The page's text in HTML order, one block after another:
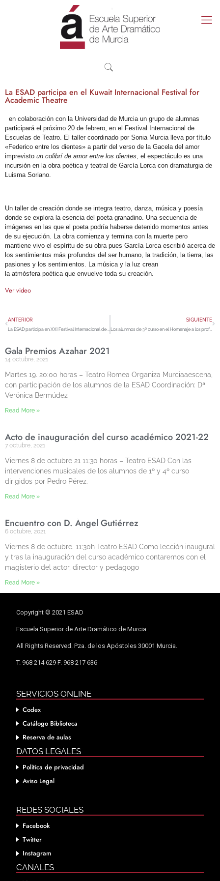
La ESAD participa en el Kuwait Internacional Festival for
Academic Theatre
en colaboración con la Universidad de Murcia un grupo de alumnas
participará el próximo 20 de febrero, en el Festival Internacional de
Escuelas de Teatro. El taller coordinado por Sonia Murcia lleva por título
«Federico entre los dientes» a partir del verso de la Gacela del amor
imprevisto un colibrí de amor entre los dientes, el espectáculo es una
incursión en la obra poética y teatral de García Lorca con dramaturgia de
Luisma Soriano.
Un taller de creación donde se integra teatro, danza, música y poesía
donde se explora la esencia del poeta granadino. Una secuencia de
imágenes en las que el poeta podría haberse detenido momentos antes
de su ejecución. La obra comienza y termina con la muerte pero
mantiene vivo el espíritu de su obra pues García Lorca escribió acerca de
los sentimientos más profundos del ser humano, la tradición, la tierra, las
pasiones y los sentimientos. La música y la luz crean
la atmósfera poética que envuelve toda su creación.
Ver video
ANTERIOR SIGUIENTE
Gala Premios Azahar 2021
14 octubre, 2021
Martes 19. 20:00 horas – Teatro Romea Organiza Murciaaescena,
con participación de los alumnos de la ESAD Coordinación: Dª
Verónica Bermúdez
Read More »
Acto de inauguración del curso académico 2021-22
7 octubre, 2021
Viernes 8 de octubre 21 11:30 horas – Teatro ESAD Con las
intervenciones musicales de los alumnos de 1º y 4º curso
dirigidos por Pedro Pérez.
Read More »
Encuentro con D. Ángel Gutiérrez
6 octubre, 2021
Viernes 8 de octubre. 11:30h Teatro ESAD Como lección inaugural
y tras la inauguración del curso académico contaremos con el
magisterio del actor, director y pedagogo
Read More »
Copyright © 2021 ESAD
Escuela Superior de Arte Dramático de Murcia.
All Rights Reserved. Pza. de los Apóstoles 30001 Murcia.
T. 968 214 629 F. 968 217 636
SERVICIOS ONLINE
Codex
Catálogo Biblioteca
Reserva de aulas
DATOS LEGALES
Política de privacidad
Aviso Legal
REDES SOCIALES
Facebook
Twitter
Instagram
CANALES